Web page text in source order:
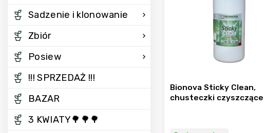
Sadzenie i klonowanie
Zbiór
Posiew
!!! SPRZEDAŻ !!!
BAZAR
3 KWIATY🌳🌳🌳
Bionova Sticky Clean,
chusteczki czyszczące